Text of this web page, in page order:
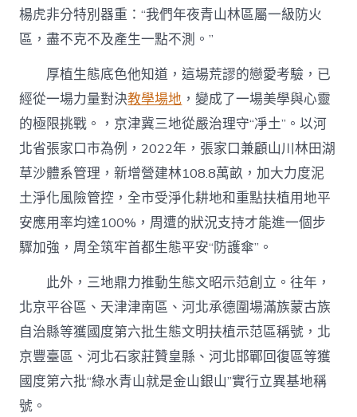
楊虎非分特別器重：“我們年夜青山林區屬一級防火
區，盡不克不及產生一點不測。”
厚植生態底色他知道，這場荒謬的戀愛考驗，已
經從一場力量對決教學場地 ，變成了一場美學與心靈
的極限挑戰。，京津冀三地從嚴治理守“凈土”。以河
北省張家口市為例，2022年，張家口兼顧山川林田湖
草沙體系管理，新增營建林108.8萬畝，加大力度泥
土淨化風險管控，全市受淨化耕地和重點扶植用地平
安應用率均達100%，周遭的狀況支持才能進一個步
驟加強，周全筑牢首都生態平安“防護傘”。
此外，三地鼎力推動生態文昭示范創立。往年，
北京平谷區、天津津南區、河北承德圍場滿族蒙古族
自治縣等獲國度第六批生態文明扶植示范區稱號，北
京豐臺區、河北石家莊贊皇縣、河北邯鄲回復區等獲
國度第六批“綠水青山就是金山銀山”實行立異基地稱
號。